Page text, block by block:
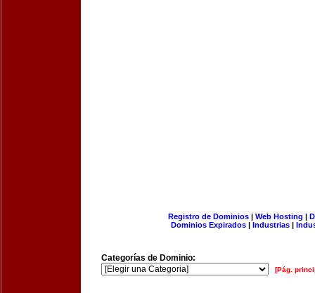
Registro de Dominios| Web Hosting |
Dominios Expirados | Industrias |
Categorías de Dominio:
[Pág.